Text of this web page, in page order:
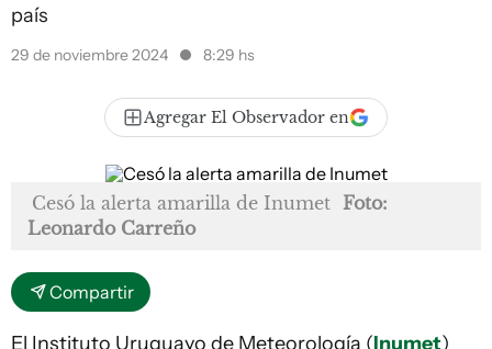
país
29 de noviembre 2024 8:29 hs
Agregar El Observador en
Cesó la alerta amarilla de Inumet Foto:
Leonardo Carreño
Compartir
El Instituto Uruguayo de Meteorología (Inumet)